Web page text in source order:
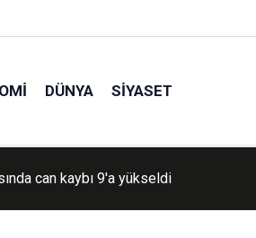
DÜNYA SIYASET
6’sı ağır 20 yaralı